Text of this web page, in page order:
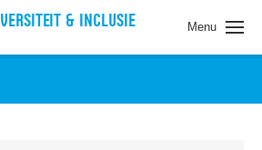
& INCLUSIE Menu